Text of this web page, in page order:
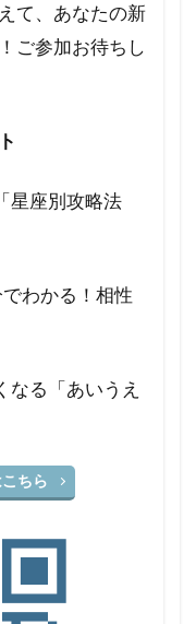
て、あなたの新
ご参加お待ちし
星座別攻略法
わかる！相性
なる「あいうえ
ちら